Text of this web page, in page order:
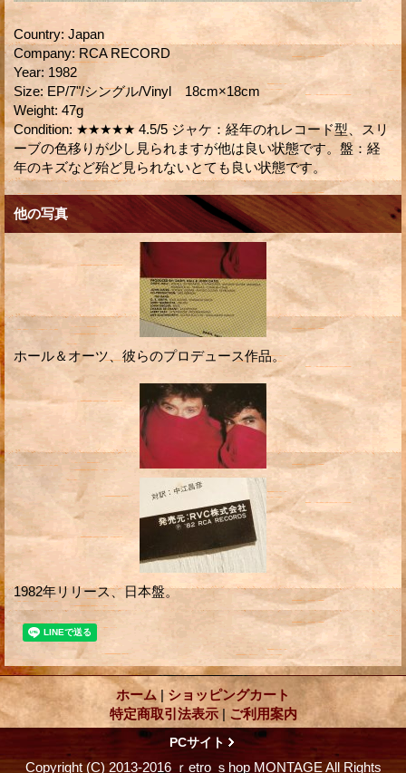
Country: Japan
Company: RCA RECORD
Year: 1982
Size: EP/7"/シングル/Vinyl 18cm×18cm
Weight: 47g
Condition: ★★★★★ 4.5/5 ジャケ：経年のれレコード型、スリ
ーブの色移りが少し見られますが他は良い状態です。盤：経
年のキズなど殆ど見られないとても良い状態です。
他の写真
ホール＆オーツ、彼らのプロデュース作品。
1982年リリース、日本盤。
ホーム | ショッピングカート
特定商取引法表示 | ご利用案内
PCサイト
Copyright (C) 2013-2016 ｒetro ｓhop MONTAGE All Rights